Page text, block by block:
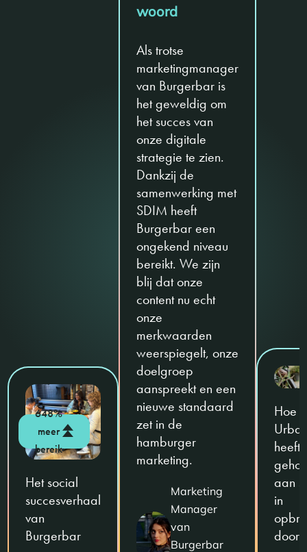
648%
meer
bereik
Het social
succesverhaal
van
Burgerbar
woord
Als trotse
marketingmanager
van Burgerbar is
het geweldig om
het succes van
onze digitale
strategie te zien.
Dankzij de
samenwerking met
SDIM heeft
Burgerbar een
ongekend niveau
bereikt. We zijn
blij dat onze
content nu echt
onze
merkwaarden
weerspiegelt, onze
doelgroep
aanspreekt en een
nieuwe standaard
zet in de
hamburger
marketing.
Marketing
Manager
van
Burgerbar
Hoe
heeft
aan
in
door